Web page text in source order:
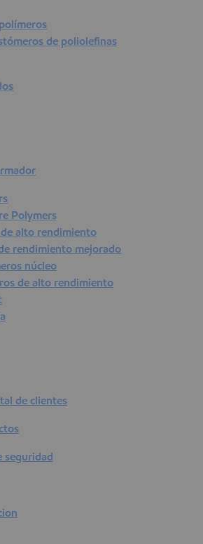
de poliolefinas
Polymers
alto rendimiento
rendimiento mejorado
núcleo
de alto rendimiento
de clientes
seguridad